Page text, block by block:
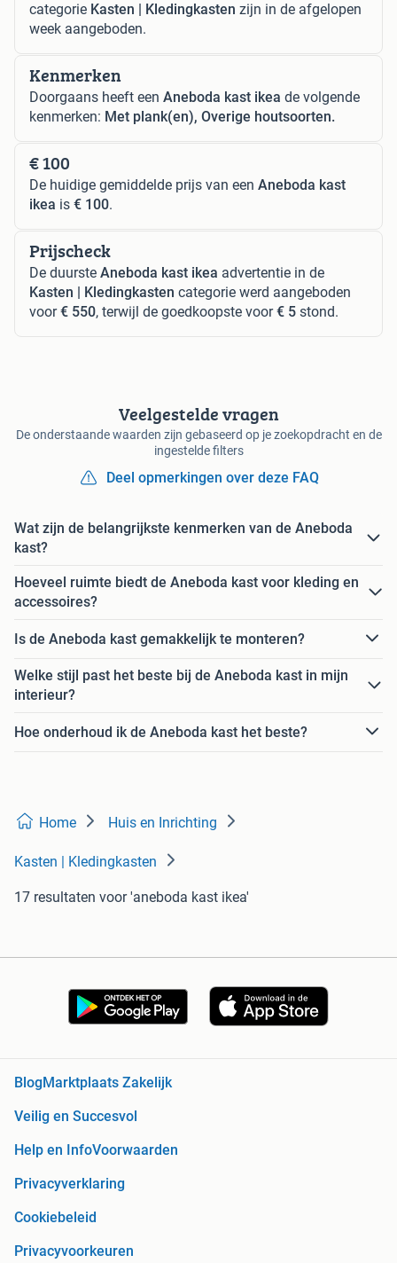
categorie Kasten | Kledingkasten zijn in de afgelopen
week aangeboden.
Kenmerken
Doorgaans heeft een Aneboda kast ikea de volgende
kenmerken: Met plank(en), Overige houtsoorten.
€ 100
De huidige gemiddelde prijs van een Aneboda kast
ikea is € 100.
Prijscheck
De duurste Aneboda kast ikea advertentie in de
Kasten | Kledingkasten categorie werd aangeboden
voor€ 550, terwijl de goedkoopste voor€ 5 stond.
Veelgestelde vragen
De onderstaande waarden zijn gebaseerd op je zoekopdracht en de
ingestelde filters
Deel opmerkingen over deze FAQ
Wat zijn de belangrijkste kenmerken van de Aneboda
kast?
Hoeveel ruimte biedt de Aneboda kast voor kleding en
accessoires?
Is de Aneboda kast gemakkelijk te monteren?
Welke stijl past het beste bij de Aneboda kast in mijn
interieur?
Hoe onderhoud ik de Aneboda kast het beste?
Home Huis en Inrichting
Kasten | Kledingkasten
17 resultaten voor 'aneboda kast ikea'
BlogMarktplaats Zakelijk
Veilig en Succesvol
Help en InfoVoorwaarden
Privacyverklaring
Cookiebeleid
Privacyvoorkeuren